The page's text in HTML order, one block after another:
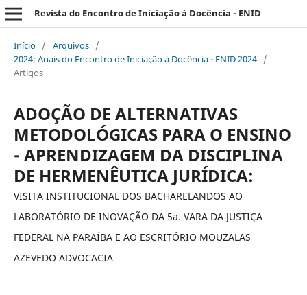
Revista do Encontro de Iniciação à Docência - ENID
Início / Arquivos /
2024: Anais do Encontro de Iniciação à Docência - ENID 2024 /
Artigos
ADOÇÃO DE ALTERNATIVAS
METODOLÓGICAS PARA O ENSINO
- APRENDIZAGEM DA DISCIPLINA
DE HERMENÊUTICA JURÍDICA:
VISITA INSTITUCIONAL DOS BACHARELANDOS AO
LABORATÓRIO DE INOVAÇÃO DA 5a. VARA DA JUSTIÇA
FEDERAL NA PARAÍBA E AO ESCRITÓRIO MOUZALAS
AZEVEDO ADVOCACIA